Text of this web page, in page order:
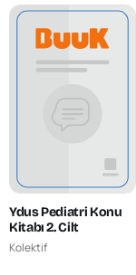
Ydus Pediatri Konu
Kitabı 2. Cilt
Kolektif